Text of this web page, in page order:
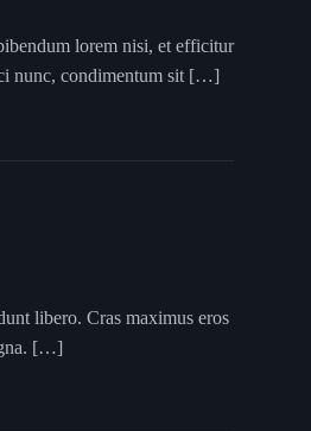
lorem nisi, et efficitur
nunc, condimentum sit […]
libero. Cras maximus eros
[…]